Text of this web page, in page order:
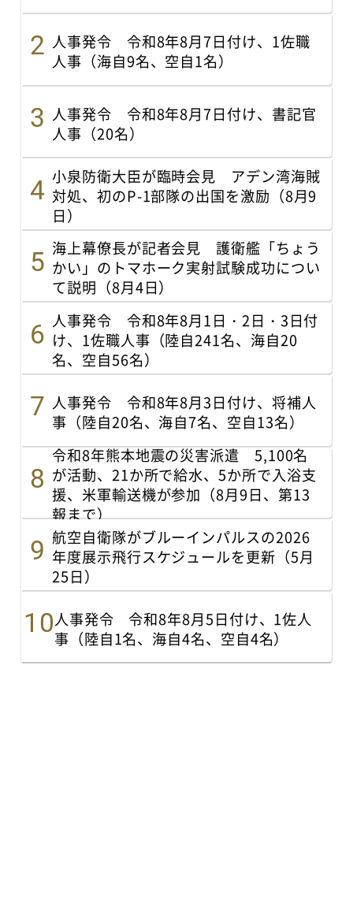
人事発令 令和8年8月7日付け、1佐職
人事（海自9名、空自1名）
人事発令 令和8年8月7日付け、書記官
人事（20名）
小泉防衛大臣が臨時会見 アデン湾海賊
対処、初のP-1部隊の出国を激励（8月9
日）
海上幕僚長が記者会見 護衛艦「ちょう
かい」のトマホーク実射試験成功につい
て説明（8月4日）
人事発令 令和8年8月1日・2日・3日付
け、1佐職人事（陸自241名、海自20
名、空自56名）
人事発令 令和8年8月3日付け、将補人
事（陸自20名、海自7名、空自13名）
令和8年熊本地震の災害派遣 5,100名
が活動、21か所で給水、5か所で入浴支
援、米軍輸送機が参加（8月9日、第13
報まで）
航空自衛隊がブルーインパルスの2026
年度展示飛行スケジュールを更新（5月
25日）
人事発令 令和8年8月5日付け、1佐人
事（陸自1名、海自4名、空自4名）